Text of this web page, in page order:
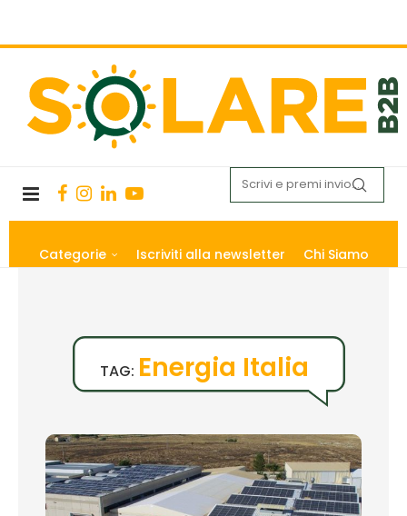
Categorie Iscriviti alla newsletter Chi Siamo
TAG: Energia Italia